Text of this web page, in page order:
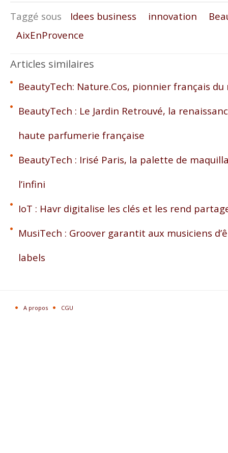
Taggé sous Idees business innovation
AixEnProvence
Articles similaires
BeautyTech: Nature.Cos, pionnier français
BeautyTech : Le Jardin Retrouvé, la
haute parfumerie française
BeautyTech : Irisé Paris, la palette de
l’infini
IoT : Havr digitalise les clés et les rend
MusiTech : Groover garantit aux musiciens
labels
A propos CGU